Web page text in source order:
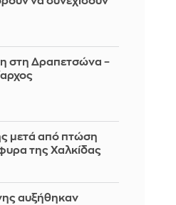
στη Δραπετσώνα –
μετά από πτώση
της Χαλκίδας
αυξήθηκαν